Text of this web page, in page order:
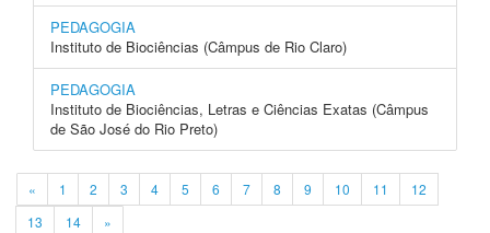
PEDAGOGIA
Instituto de Biociências (Câmpus de Rio Claro)
PEDAGOGIA
Instituto de Biociências, Letras e Ciências Exatas (Câmpus
de São José do Rio Preto)
« 1 2 3 4 5 6 7 8 9 10 11
12
13
14 »